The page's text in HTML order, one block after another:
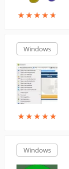
★★★★★
★★★★★
Windows
★★★★★
★★★★★
Windows